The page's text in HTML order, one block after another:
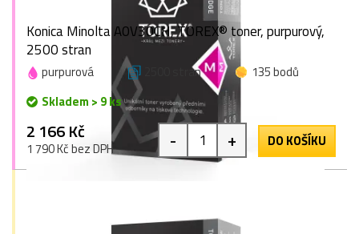
Konica Minolta A0V30CH, TOREX® toner, purpurový,
2500 stran
purpurová 2500 stran
135 bodů
Skladem > 9 ks
2 166 Kč
1 790 Kč bez DPH - + DO KOŠÍKU